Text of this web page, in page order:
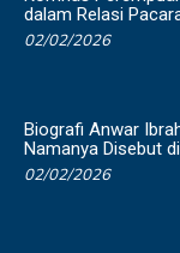
dalam Relasi
02/02/2026
Biografi Anwar
Namanya Disebut
02/02/2026